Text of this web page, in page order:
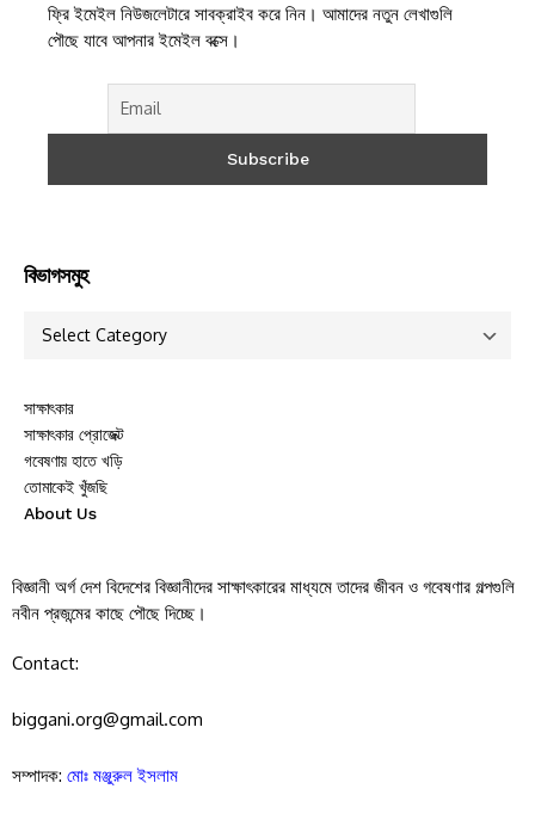
ফ্রি ইমেইল নিউজলেটারে সাবক্রাইব করে নিন। আমাদের নতুন লেখাগুলি
পৌছে যাবে আপনার ইমেইল বক্সে।
বিভাগসমুহ
সাক্ষাৎকার
সাক্ষাৎকার প্রোজেক্ট
গবেষণায় হাতে খড়ি
তোমাকেই খুঁজছি
About Us
বিজ্ঞানী অর্গ দেশ বিদেশের বিজ্ঞানীদের সাক্ষাৎকারের মাধ্যমে তাদের জীবন ও গবেষণার গল্পগুলি
নবীন প্রজন্মের কাছে পৌছে দিচ্ছে।
Contact:
biggani.org@gmail.com
সম্পাদক: মোঃ মঞ্জুরুল ইসলাম